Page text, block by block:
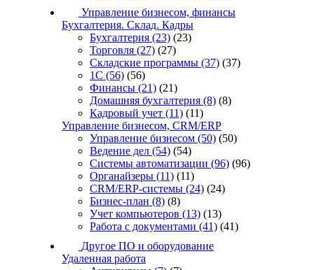
Управление бизнесом, финансы
Бухгалтерия. Склад. Кадры
Бухгалтерия (23) (23)
Торговля (27) (27)
Складские программы (37) (37)
1С (56) (56)
Финансы (21) (21)
Домашняя бухгалтерия (8) (8)
Кадровый учет (11) (11)
Управление бизнесом, CRM/ERP
Управление бизнесом (50) (50)
Ведение дел (54) (54)
Системы автоматизации (96) (96)
Органайзеры (11) (11)
CRM/ERP-системы (24) (24)
Бизнес-план (8) (8)
Учет компьютеров (13) (13)
Работа с документами (41) (41)
Другое ПО и оборудование
Удаленная работа